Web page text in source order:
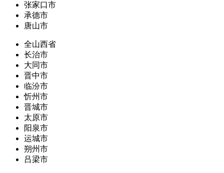
张家口市
承德市
唐山市
全山西省
长治市
大同市
晋中市
临汾市
忻州市
晋城市
太原市
阳泉市
运城市
朔州市
吕梁市